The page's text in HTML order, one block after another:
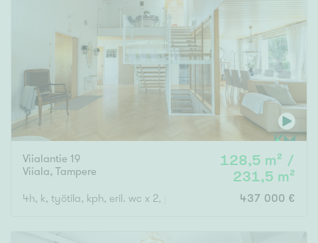
Viialantie 19
Viiala, Tampere
128,5 m² /
231,5 m²
4h, k, työtila, kph, eril. wc x 2, pesuh., s, takkah., khh, vh x 2,
437 000 €